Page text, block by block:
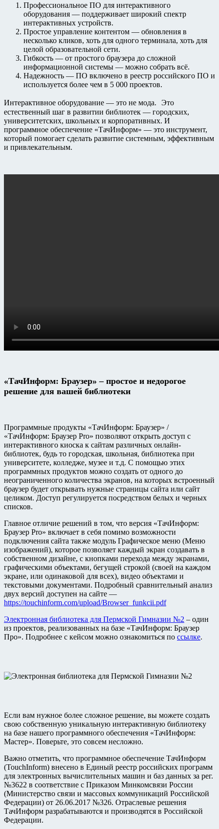
Профессиональное ПО для интерактивного
оборудования — поддерживает широкий спектр
интерактивных устройств.
Простое управление контентом — обновления в
несколько кликов, хоть для одного терминала, хоть для
целой образовательной сети.
Гибкость — от простого браузера до сложной
информационной системы — можно собрать всё.
Надежность — ПО включено в реестр российского ПО и
используется более чем в 5 000 проектов.
Интерактивное оборудование — это не мода. Это
естественный шаг в развитии библиотек — городских,
университетских, школьных и корпоративных. И
программное обеспечение «ТачИнформ» — это инструмент,
который помогает сделать развитие системным, эффективным
и привлекательным.
«ТачИнформ: Браузер» – простое и недорогое
решение для вашей библиотеки
Программные продукты «ТачИнформ: Браузер» /
«ТачИнформ: Браузер Pro» позволяют открыть доступ с
интерактивного киоска к сайтам различных онлайн-
библиотек, будь то городская, школьная, библиотека при
университете, колледже, музее и т.д. С помощью этих
программных продуктов можно создать от одного до
неограниченного количества экранов, на которых встроенный
браузер будет открывать нужные страницы сайта или сайт
целиком. Доступ регулируется посредством белых и черных
списков.
Главное отличие решений в том, что версия «ТачИнформ:
Браузер Pro» включает в себя помимо возможности
подключения сайта также модуль Графическое меню (Меню
изображений), которое позволяет каждый экран создавать в
собственном дизайне, с кнопками перехода между экранами,
графическими объектами, бегущей строкой (своей на каждом
экране, или одинаковой для всех), видео объектами и
текстовыми документами. Подробный сравнительный анализ
двух версий доступен на сайте —
https://touchinform.com/upload/Browser_funkcii.pdf
Электронная библиотека для Пермской Гимназии №2 – один
из проектов, реализованных на базе «ТачИнформ: Браузер
Про». Подробнее с кейсом можно ознакомиться по ссылке.
Если вам нужное более сложное решение, вы можете создать
свою собственную уникальную интерактивную библиотеку
на базе нашего программного обеспечения «ТачИнформ:
Мастер». Поверьте, это совсем несложно.
Важно отметить, что программное обеспечение ТачИнформ
(TouchInform) внесено в Единый реестр российских программ
для электронных вычислительных машин и баз данных за рег.
№3622 в соответствие с Приказом Минкомсвязи России
(Министерство связи и массовых коммуникаций Российской
Федерации) от 26.06.2017 №326. Отраслевые решения
ТачИнформ разрабатываются и производятся в Российской
Федерации.